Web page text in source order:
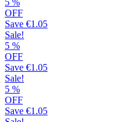
να
του
5 %
OFF
Save €1.05
Sale!
5 %
OFF
Save €1.05
Sale!
5 %
OFF
Save €1.05